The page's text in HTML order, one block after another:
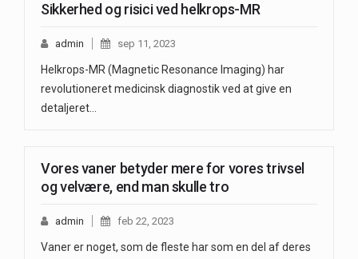
Sikkerhed og risici ved helkrops-MR
admin sep 11, 2023
Helkrops-MR (Magnetic Resonance Imaging) har
revolutioneret medicinsk diagnostik ved at give en
detaljeret…
Vores vaner betyder mere for vores trivsel
og velvære, end man skulle tro
admin feb 22, 2023
Vaner er noget, som de fleste har som en del af deres